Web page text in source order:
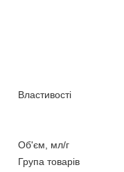
Властивості
Об'єм, мл/г
Група товарів